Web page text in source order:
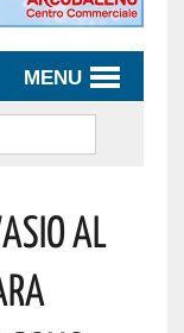
MENU
Al